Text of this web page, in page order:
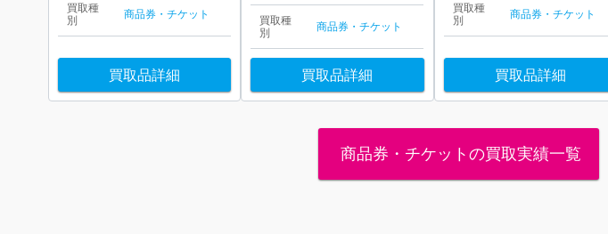
買取種
別
商品券・チケット
買取品詳細
買取種
別
商品券・チケット
買取品詳細
買取種
別
商品券・チケット
買取品詳細
商品券・チケットの買取実績一覧